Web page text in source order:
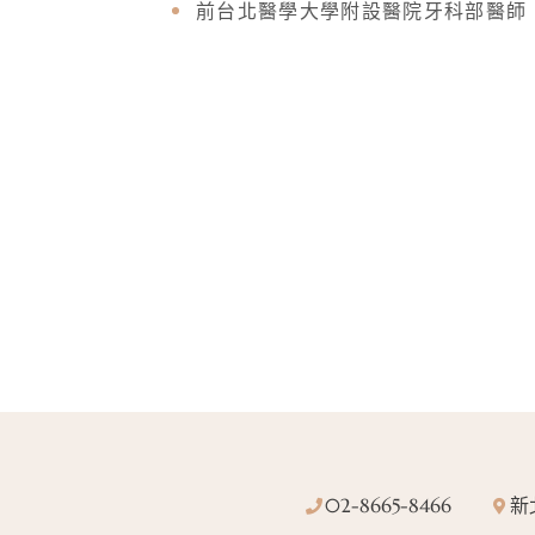
前台北醫學大學附設醫院牙科部醫師
02-8665-8466 新